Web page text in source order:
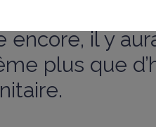
encore, il y
plus que